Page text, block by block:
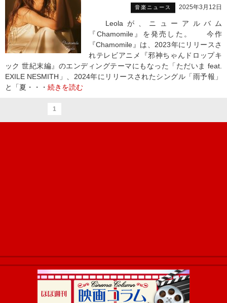
音楽ニュース 2025年3月12日
Leolaが、ニューアルバム
『Chamomile』を発売した。 今作
『Chamomile』は、2023年にリリースさ
れテレビアニメ『邪神ちゃんドロップキ
ック 世紀末編』のエンディングテーマにもなった「ただいま feat.
EXILE NESMITH」、2024年にリリースされたシングル「雨予報」
と「夏・・・ 続きを読む
1